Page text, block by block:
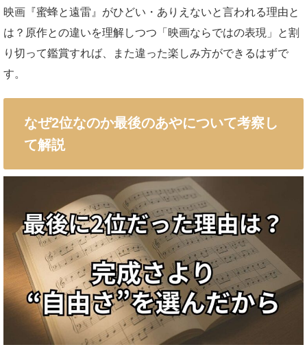
映画『蜜蜂と遠雷』がひどい・ありえないと言われる理由と
は？原作との違いを理解しつつ「映画ならではの表現」と割
り切って鑑賞すれば、また違った楽しみ方ができるはずで
す。
なぜ2位なのか最後のあやについて考察し
て解説